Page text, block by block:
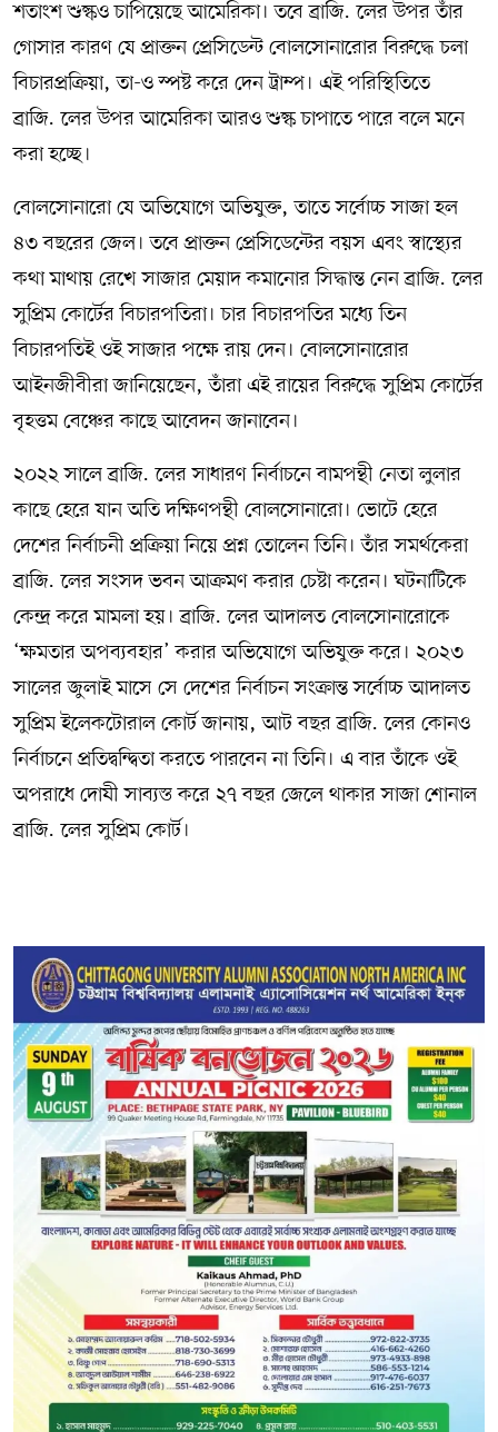
শতাংশ শুল্কও চাপিয়েছে আমেরিকা। তবে ব্রাজ়িলের উপর তাঁর
গোসার কারণ যে প্রাক্তন প্রেসিডেন্ট বোলসোনারোর বিরুদ্ধে চলা
বিচারপ্রক্রিয়া, তা-ও স্পষ্ট করে দেন ট্রাম্প। এই পরিস্থিতিতে
ব্রাজ়িলের উপর আমেরিকা আরও শুল্ক চাপাতে পারে বলে মনে
করা হচ্ছে।
বোলসোনারো যে অভিযোগে অভিযুক্ত, তাতে সর্বোচ্চ সাজা হল
৪৩ বছরের জেল। তবে প্রাক্তন প্রেসিডেন্টের বয়স এবং স্বাস্থ্যের
কথা মাথায় রেখে সাজার মেয়াদ কমানোর সিদ্ধান্ত নেন ব্রাজ়িলের
সুপ্রিম কোর্টের বিচারপতিরা। চার বিচারপতির মধ্যে তিন
বিচারপতিই ওই সাজার পক্ষে রায় দেন। বোলসোনারোর
আইনজীবীরা জানিয়েছেন, তাঁরা এই রায়ের বিরুদ্ধে সুপ্রিম কোর্টের
বৃহত্তম বেঞ্চের কাছে আবেদন জানাবেন।
২০২২ সালে ব্রাজ়িলের সাধারণ নির্বাচনে বামপন্থী নেতা লুলার
কাছে হেরে যান অতি দক্ষিণপন্থী বোলসোনারো। ভোটে হেরে
দেশের নির্বাচনী প্রক্রিয়া নিয়ে প্রশ্ন তোলেন তিনি। তাঁর সমর্থকেরা
ব্রাজ়িলের সংসদ ভবন আক্রমণ করার চেষ্টা করেন। ঘটনাটিকে
কেন্দ্র করে মামলা হয়। ব্রাজ়িলের আদালত বোলসোনারোকে
‘ক্ষমতার অপব্যবহার’ করার অভিযোগে অভিযুক্ত করে। ২০২৩
সালের জুলাই মাসে সে দেশের নির্বাচন সংক্রান্ত সর্বোচ্চ আদালত
সুপ্রিম ইলেকটোরাল কোর্ট জানায়, আট বছর ব্রাজ়িলের কোনও
নির্বাচনে প্রতিদ্বন্দ্বিতা করতে পারবেন না তিনি। এ বার তাঁকে ওই
অপরাধে দোষী সাব্যস্ত করে ২৭ বছর জেলে থাকার সাজা শোনাল
ব্রাজ়িলের সুপ্রিম কোর্ট।